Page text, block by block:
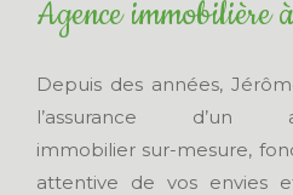
Agence immobilière
Depuis des années,
l’assurance d’un
immobilier sur-mesure,
attentive de vos envies
Surface
Surface